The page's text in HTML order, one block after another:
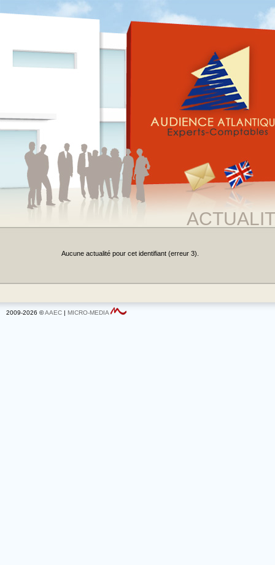
Aucune actualité pour cet identifiant (erreur 3).
2009-2026 ©AAEC | MICRO-MEDIA